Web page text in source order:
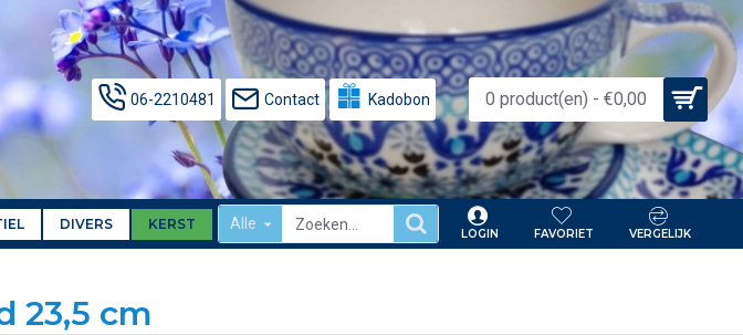
06-2210481 Contact Kadobon 0 product(en) - €0,00
DIVERS KERST Alle
LOGIN FAVORIET VERGELIJK
23,5 cm